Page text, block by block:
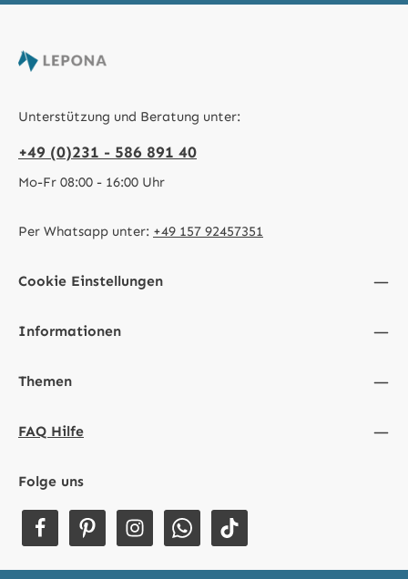
Unterstützung und Beratung unter:
+49 (0)231 - 586 891 40
Mo-Fr 08:00 - 16:00 Uhr
Per Whatsapp unter: +49 157 92457351
Cookie Einstellungen
Informationen
Themen
FAQ Hilfe
Folge uns